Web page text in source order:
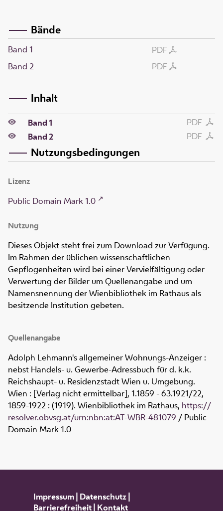
Bände
PDF
Band 1
PDF
Band 2
Inhalt
PDF
Band 1
PDF
Band 2
Nutzungsbedingungen
Lizenz
Public Domain Mark 1.0
Nutzung
Dieses Objekt steht frei zum Download zur Verfügung.
Im Rahmen der üblichen wissenschaftlichen
Gepflogenheiten wird bei einer Vervielfältigung oder
Verwertung der Bilder um Quellenangabe und um
Namensnennung der Wienbibliothek im Rathaus als
besitzende Institution gebeten.
Quellenangabe
Adolph Lehmann's allgemeiner Wohnungs-Anzeiger :
nebst Handels- u. Gewerbe-Adressbuch für d. k.k.
Reichshaupt- u. Residenzstadt Wien u. Umgebung.
Wien : [Verlag nicht ermittelbar], 1.1859 - 63.1921/22,
1859-1922 : (1919). Wienbibliothek im Rathaus, https://
resolver.obvsg.at/urn:nbn:at:AT-WBR-481079 / Public
Domain Mark 1.0
Impressum| Datenschutz|
Barrierefreiheit| Kontakt